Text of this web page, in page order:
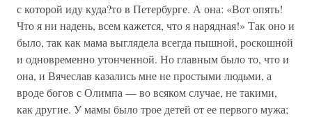
с которой иду куда?то в Петербурге. А она: «Вот опять!
Что я ни надень, всем кажется, что я нарядная!» Так оно и
было, так как мама выглядела всегда пышной, роскошной
и одновременно утонченной. Но главным было то, что и
она, и Вячеслав казались мне не простыми людьми, а
вроде богов с Олимпа — во всяком случае, не такими,
как другие. У мамы было трое детей от ее первого мужа;